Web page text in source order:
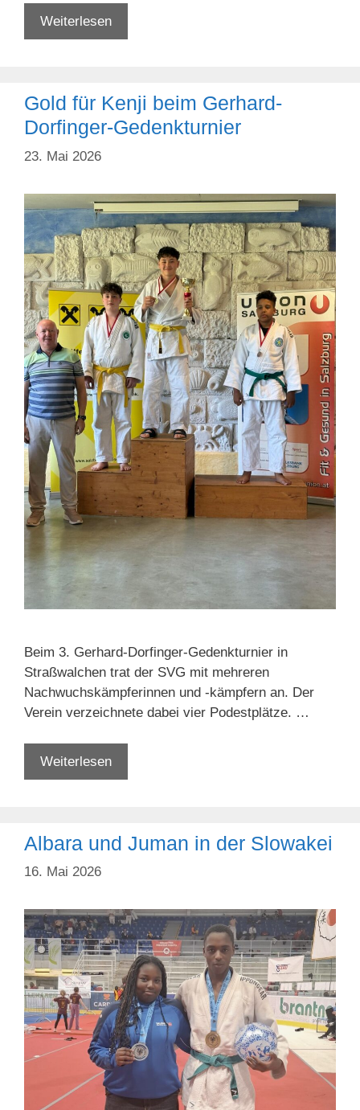
Weiterlesen2
x
Gallier
Legionäre
Team
Staatsmeisterschaft
AK
und
ÖM
U16
Gold für Kenji beim Gerhard-
Dorfinger-Gedenkturnier
23. Mai 2026
Beim 3. Gerhard-Dorfinger-Gedenkturnier in
Straßwalchen trat der SVG mit mehreren
Nachwuchskämpferinnen und -kämpfern an. Der
Verein verzeichnete dabei vier Podestplätze. …
WeiterlesenGold
für
Gerhard-
Albara und Juman in der Slowakei
16. Mai 2026